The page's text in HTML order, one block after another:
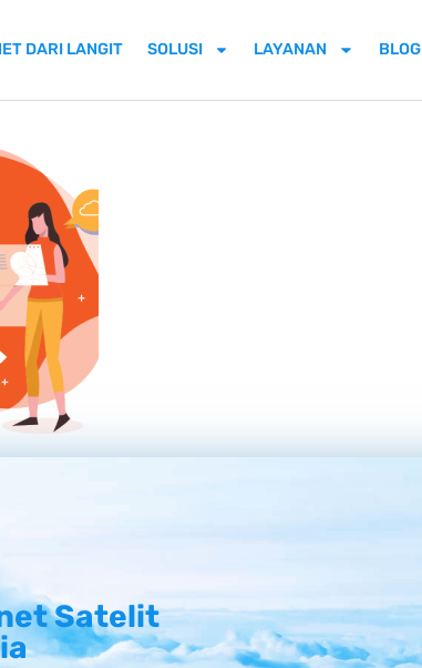
DARI LANGIT SOLUSI LAYANAN BLOG
Satelit